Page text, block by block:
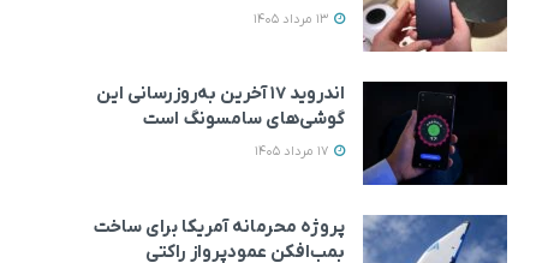
اندروید ۱۷ آخرین به‌روزرسانی این
گوشی‌های سامسونگ است
پروژه محرمانه آمریکا برای ساخت
بمب‌افکن عمودپرواز راکتی